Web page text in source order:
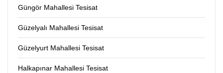
Güngör Mahallesi Tesisat
Güzelyalı Mahallesi Tesisat
Güzelyurt Mahallesi Tesisat
Halkapınar Mahallesi Tesisat